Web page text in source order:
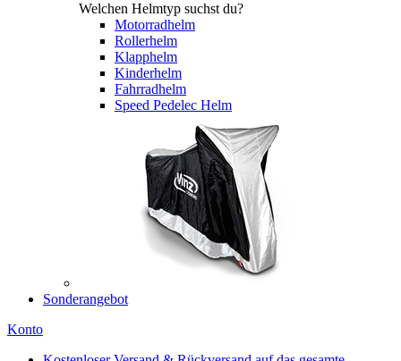
Welchen Helmtyp suchst du?
Motorradhelm
Rollerhelm
Klapphelm
Kinderhelm
Fahrradhelm
Speed Pedelec Helm
Sonderangebot
Konto